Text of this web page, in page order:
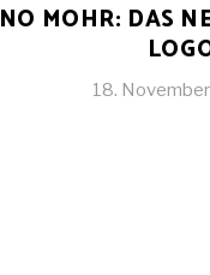
NO MOHR: DAS
18.